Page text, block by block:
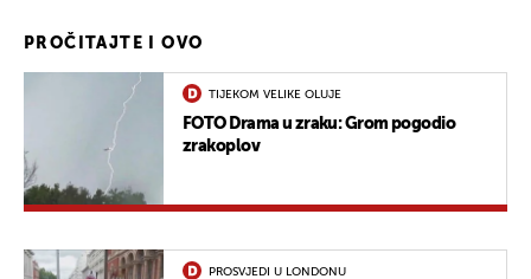
PROČITAJTE I OVO
TIJEKOM VELIKE OLUJE
FOTO Drama u zraku: Grom pogodio
zrakoplov
PROSVJEDI U LONDONU